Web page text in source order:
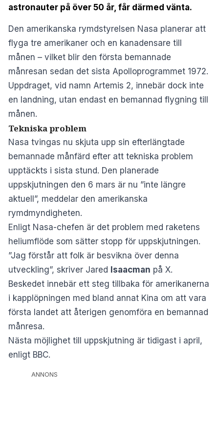
astronauter på över 50 år, får därmed vänta.
Den amerikanska rymdstyrelsen Nasa planerar att
flyga tre amerikaner och en kanadensare till
månen – vilket blir den första bemannade
månresan sedan det sista Apolloprogrammet 1972.
Uppdraget, vid namn Artemis 2, innebär dock inte
en landning, utan endast en bemannad flygning till
månen.
Tekniska problem
Nasa tvingas nu skjuta upp sin efterlängtade
bemannade månfärd efter att tekniska problem
upptäckts i sista stund. Den planerade
uppskjutningen den 6 mars är nu ”inte längre
aktuell”, meddelar den amerikanska
rymdmyndigheten.
Enligt Nasa-chefen är det problem med raketens
heliumflöde som sätter stopp för uppskjutningen.
”Jag förstår att folk är besvikna över denna
utveckling”, skriver Jared Isaacman på X.
Beskedet innebär ett steg tillbaka för amerikanerna
i kapplöpningen med bland annat Kina om att vara
första landet att återigen genomföra en bemannad
månresa.
Nästa möjlighet till uppskjutning är tidigast i april,
enligt BBC.
ANNONS